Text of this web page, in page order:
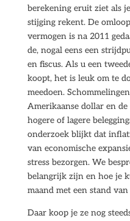
berekening eruit ziet als
stijging rekent. De
vermogen is na 2011
de, nogal eens een
en fiscus. Als u een
koopt, het is leuk om te
meedoen.
Amerikaanse dollar en
hogere of lagere
onderzoek blijkt dat
van economische
stress bezorgen. We
belangrijk zijn en hoe je
maand met een stand
Daar koop je ze nog